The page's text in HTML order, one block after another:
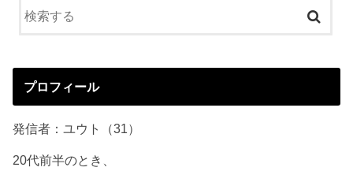
プロフィール
発信者：ユウト（31）
20代前半のとき、